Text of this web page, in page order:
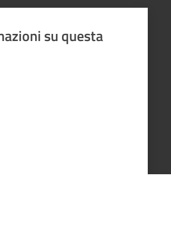
su questa